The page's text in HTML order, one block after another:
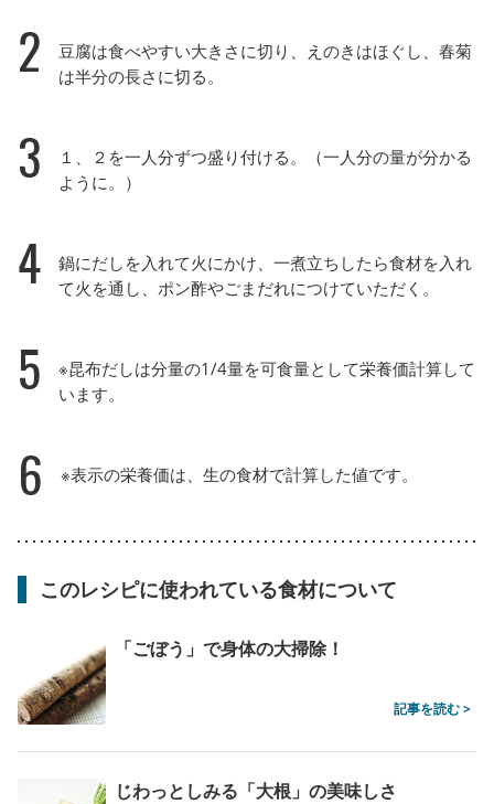
2
豆腐は食べやすい大きさに切り、えのきはほぐし、春菊
は半分の長さに切る。
3
１、２を一人分ずつ盛り付ける。（一人分の量が分かる
ように。）
4
鍋にだしを入れて火にかけ、一煮立ちしたら食材を入れ
て火を通し、ポン酢やごまだれにつけていただく。
5
※昆布だしは分量の1/4量を可食量として栄養価計算して
います。
6 ※表示の栄養価は、生の食材で計算した値です。
このレシピに使われている食材について
「ごぼう」で身体の大掃除！
記事を読む >
じわっとしみる「大根」の美味しさ